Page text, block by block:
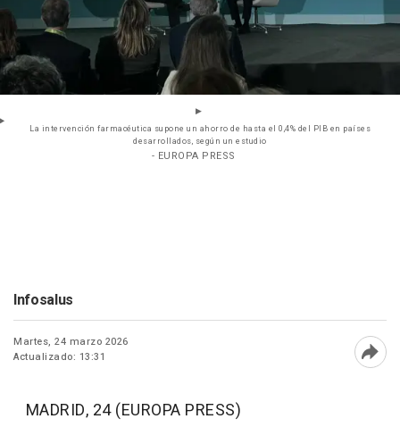
La intervención farmacéutica supone un ahorro de hasta el 0,4% del PIB en países
desarrollados, según un estudio
- EUROPA PRESS
Infosalus
Martes, 24 marzo 2026
Actualizado: 13:31
MADRID, 24 (EUROPA PRESS)